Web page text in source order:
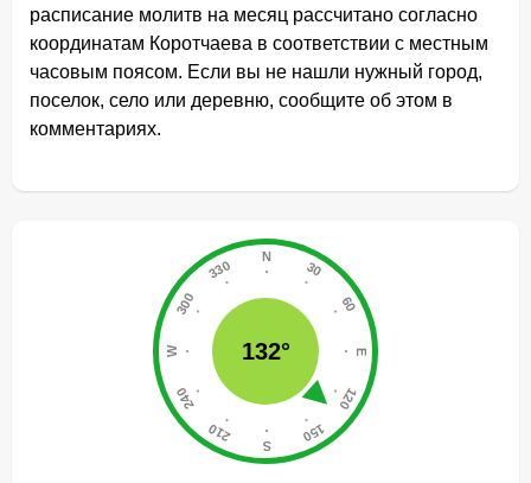
расписание молитв на месяц рассчитано согласно
координатам Коротчаева в соответствии с местным
часовым поясом. Если вы не нашли нужный город,
поселок, село или деревню, сообщите об этом в
комментариях.
132°